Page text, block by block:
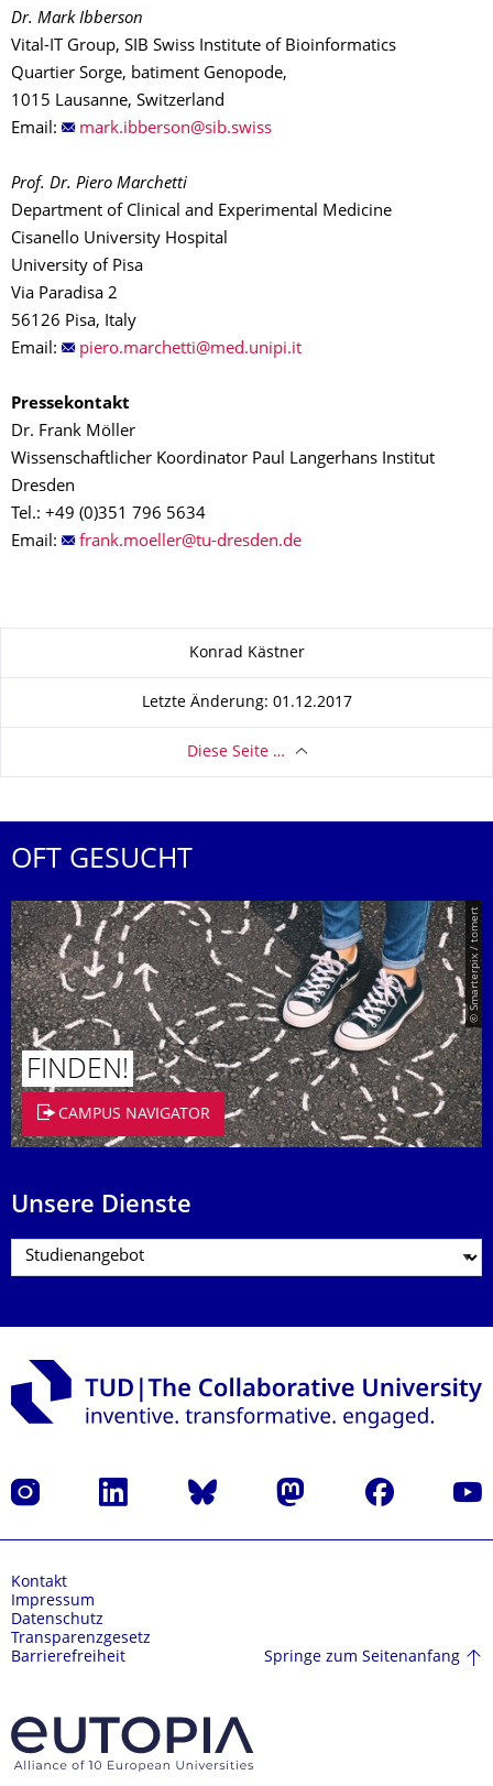
Dr. Mark Ibberson
Vital-IT Group, SIB Swiss Institute of Bioinformatics
Quartier Sorge, batiment Genopode,
1015 Lausanne, Switzerland
Email:
Prof. Dr. Piero Marchetti
Department of Clinical and Experimental Medicine
Cisanello University Hospital
University of Pisa
Via Paradisa 2
56126 Pisa, Italy
Email:
Pressekontakt
Dr. Frank Möller
Wissenschaftlicher Koordinator Paul Langerhans Institut
Dresden
Tel.: +49 (0)351 796 5634
Email:
Konrad Kästner
Letzte Änderung: 01.12.2017
Diese Seite …
OFT GESUCHT
© Smarterpix / tomert
FINDEN!
CAMPUS NAVIGATOR
Unsere Dienste
Instagram LinkedIn Bluesky Mastodon Facebook
Kontakt
Impressum
Datenschutz
Transparenzgesetz
Barrierefreiheit
Springe zum Seitenanfang